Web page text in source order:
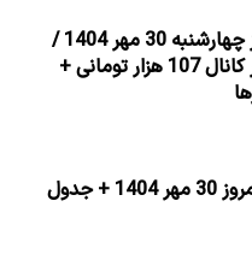
قیمت دلار امروز چهارشنبه 30 مهر 1404 /
ماندگاری دلار در کانال 107 هزار تومانی +
جدول